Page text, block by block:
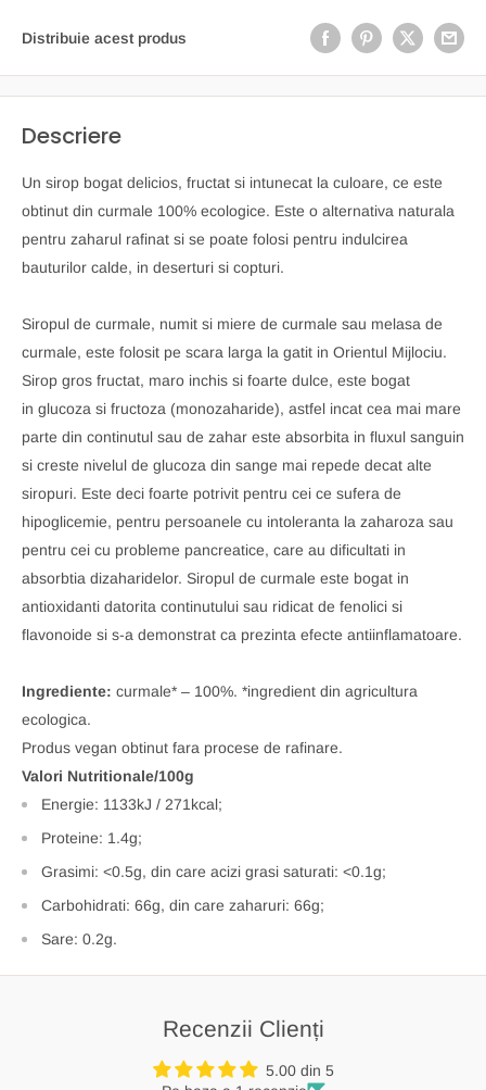
Distribuie acest produs
Descriere
Un sirop bogat delicios, fructat si intunecat la culoare, ce este
obtinut din curmale 100% ecologice. Este o alternativa naturala
pentru zaharul rafinat si se poate folosi pentru indulcirea
bauturilor calde, in deserturi si copturi.
Siropul de curmale, numit si miere de curmale sau melasa de
curmale, este folosit pe scara larga la gatit in Orientul Mijlociu.
Sirop gros fructat, maro inchis si foarte dulce, este bogat
in glucoza si fructoza (monozaharide), astfel incat cea mai mare
parte din continutul sau de zahar este absorbita in fluxul sanguin
si creste nivelul de glucoza din sange mai repede decat alte
siropuri. Este deci foarte potrivit pentru cei ce sufera de
hipoglicemie, pentru persoanele cu intoleranta la zaharoza sau
pentru cei cu probleme pancreatice, care au dificultati in
absorbtia dizaharidelor. Siropul de curmale este bogat in
antioxidanti datorita continutului sau ridicat de fenolici si
flavonoide si s-a demonstrat ca prezinta efecte antiinflamatoare.
Ingrediente: curmale* – 100%. *ingredient din agricultura
ecologica.
Produs vegan obtinut fara procese de rafinare.
Valori Nutritionale/100g
Energie: 1133kJ / 271kcal;
Proteine: 1.4g;
Grasimi: <0.5g, din care acizi grasi saturati: <0.1g;
Carbohidrati: 66g, din care zaharuri: 66g;
Sare: 0.2g.
Recenzii Clienți
5.00 din 5